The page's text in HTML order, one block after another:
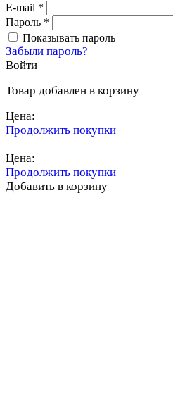
E-mail *
Пароль *
Показывать пароль
Забыли пароль?
Войти
Товар добавлен в корзину
Цена:
Продолжить покупки
Цена:
Продолжить покупки
Добавить в корзину